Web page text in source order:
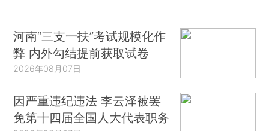
河南“三支一扶”考试规模化作
弊 内外勾结提前获取试卷
2026年08月07日
因严重违纪违法 李云泽被罢
免第十四届全国人大代表职务